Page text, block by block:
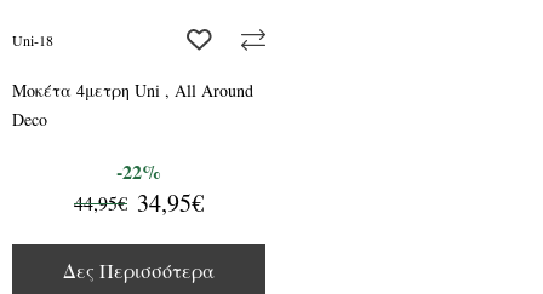
Uni-18 add to wishlist
Μοκέτα 4μετρη Uni , All Around
Deco
44,95€ 34,95€
-22%
Δες Περισσότερα